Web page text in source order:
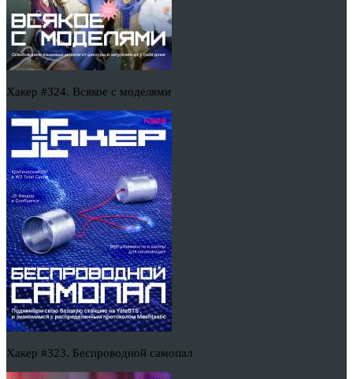
Хакер #324. Всякое с моделями
Хакер #323. Беспроводной самопал